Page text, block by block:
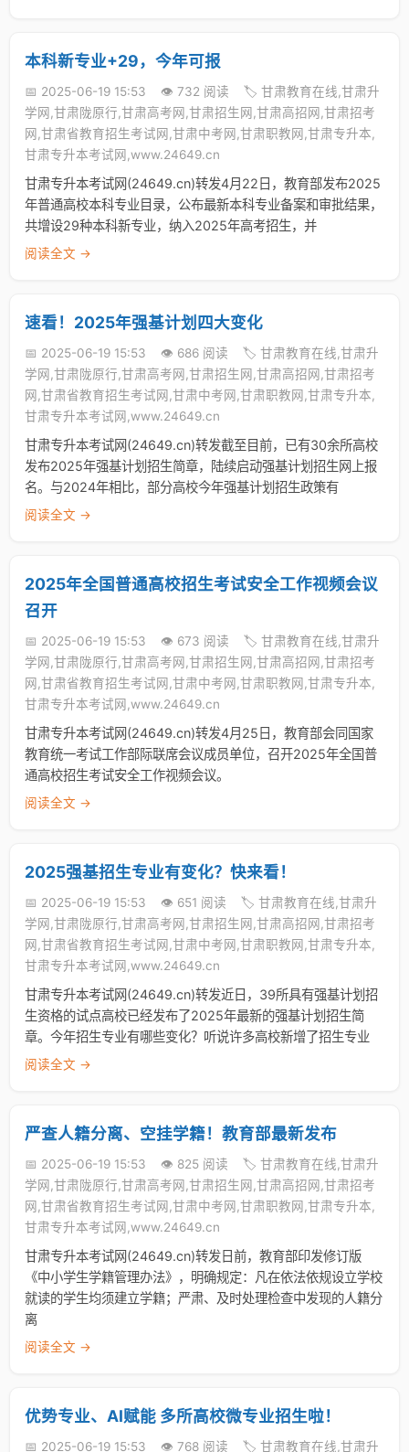
本科新专业+29，今年可报
📅 2025-06-19 15:53 👁️ 732 阅读
🏷️ 甘肃教育在线,甘肃升
学网,甘肃陇原行,甘肃高考网,甘肃招生网,甘肃高招网,甘肃招考
网,甘肃省教育招生考试网,甘肃中考网,甘肃职教网,甘肃专升本,
甘肃专升本考试网,www.24649.cn
甘肃专升本考试网(24649.cn)转发4月22日，教育部发布2025
年普通高校本科专业目录，公布最新本科专业备案和审批结果，
共增设29种本科新专业，纳入2025年高考招生，并
阅读全文 →
速看！2025年强基计划四大变化
📅 2025-06-19 15:53 👁️ 686 阅读
🏷️ 甘肃教育在线,甘肃升
学网,甘肃陇原行,甘肃高考网,甘肃招生网,甘肃高招网,甘肃招考
网,甘肃省教育招生考试网,甘肃中考网,甘肃职教网,甘肃专升本,
甘肃专升本考试网,www.24649.cn
甘肃专升本考试网(24649.cn)转发截至目前，已有30余所高校
发布2025年强基计划招生简章，陆续启动强基计划招生网上报
名。与2024年相比，部分高校今年强基计划招生政策有
阅读全文 →
2025年全国普通高校招生考试安全工作视频会议
召开
📅 2025-06-19 15:53 👁️ 673 阅读
🏷️ 甘肃教育在线,甘肃升
学网,甘肃陇原行,甘肃高考网,甘肃招生网,甘肃高招网,甘肃招考
网,甘肃省教育招生考试网,甘肃中考网,甘肃职教网,甘肃专升本,
甘肃专升本考试网,www.24649.cn
甘肃专升本考试网(24649.cn)转发4月25日，教育部会同国家
教育统一考试工作部际联席会议成员单位，召开2025年全国普
通高校招生考试安全工作视频会议。
阅读全文 →
2025强基招生专业有变化？快来看！
📅 2025-06-19 15:53 👁️ 651 阅读
🏷️ 甘肃教育在线,甘肃升
学网,甘肃陇原行,甘肃高考网,甘肃招生网,甘肃高招网,甘肃招考
网,甘肃省教育招生考试网,甘肃中考网,甘肃职教网,甘肃专升本,
甘肃专升本考试网,www.24649.cn
甘肃专升本考试网(24649.cn)转发近日，39所具有强基计划招
生资格的试点高校已经发布了2025年最新的强基计划招生简
章。今年招生专业有哪些变化？听说许多高校新增了招生专业
阅读全文 →
严查人籍分离、空挂学籍！教育部最新发布
📅 2025-06-19 15:53 👁️ 825 阅读
🏷️ 甘肃教育在线,甘肃升
学网,甘肃陇原行,甘肃高考网,甘肃招生网,甘肃高招网,甘肃招考
网,甘肃省教育招生考试网,甘肃中考网,甘肃职教网,甘肃专升本,
甘肃专升本考试网,www.24649.cn
甘肃专升本考试网(24649.cn)转发日前，教育部印发修订版
《中小学生学籍管理办法》，明确规定：凡在依法依规设立学校
就读的学生均须建立学籍；严肃、及时处理检查中发现的人籍分
离
阅读全文 →
优势专业、AI赋能 多所高校微专业招生啦！
📅 2025-06-19 15:53 👁️ 768 阅读
🏷️ 甘肃教育在线,甘肃升